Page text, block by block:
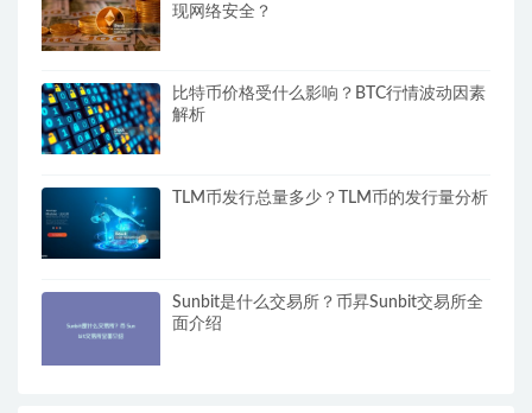
现网络安全？
比特币价格受什么影响？BTC行情波动因素
解析
TLM币发行总量多少？TLM币的发行量分析
Sunbit是什么交易所？币昇Sunbit交易所全
面介绍